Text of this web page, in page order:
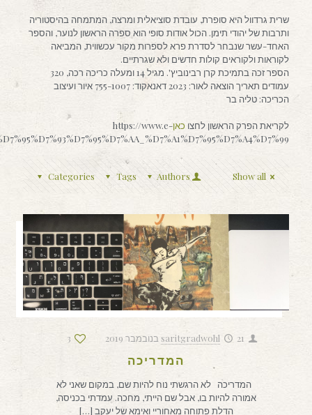
שרית גרדוול היא סופרת, עובדת סוציאלית ומרצה, המתמחה בהיסטוריה
ותרבות של יהודי תימן. הכול אודות סופי הוא ספרה הראשון לנוער, והספר
האחד-עשר שנבחר לסדרת פרא לספרות מקור עכשווית, המביאה
לקוראות ולקוראים קולות חדשים ולא שגרתיים.
הספר זכה בתמיכת קרן רבינוביץ'. מגיל 14 ומעלה כריכה רכה, 320
עמודים תאריך הוצאה לאור: 2023 דאנאקוד: 755-1007 איור ועיצוב
הכריכה: טליה בר
לקריאת הפרק הראשון לחצו כאןhttps://www.e-
Categories Tags Authors Show all
saritgradwohl 21 בנובמבר 2019 3
המדריכה
המדריכה לא הרגשתי נוח להיות שם, במקום שאני לא
אמורה להיות בו, אבל שם הייתי, מחכה. עמדתי בכניסה,
הדלת פתוחה מאחוריי ואימא של יעקב […]